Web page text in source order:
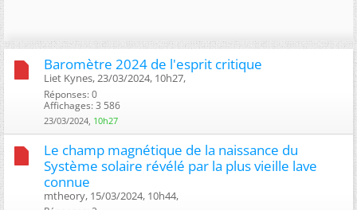
Baromètre 2024 de l'esprit critique
Liet Kynes, 23/03/2024, 10h27, ‎
Réponses: 0
Affichages: 3 586
23/03/2024, 10h27
Le champ magnétique de la naissance du
Système solaire révélé par la plus vieille lave
connue
mtheory, 15/03/2024, 10h44, ‎